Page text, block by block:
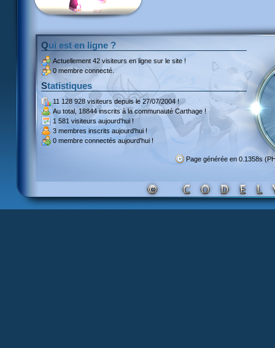
Qui est en ligne ?
Actuellement 42 visiteurs en ligne sur le site !
0 membre connecté.
Statistiques
11 128 928 visiteursdepuis le 27/07/2004 !
Au total, 18844 inscritsà la communauté Carthage !
1 581 visiteurs aujourd'hui !
3 membres inscrits aujourd'hui !
0 membre connectés aujourd'hui !
Page générée en 0.1358s